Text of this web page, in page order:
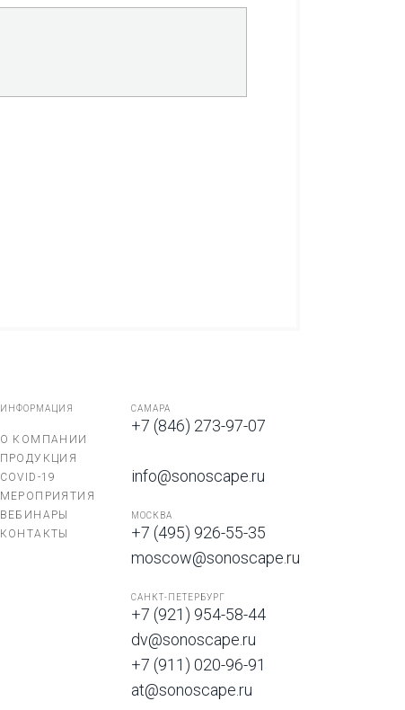
ИНФОРМАЦИЯ
О КОМПАНИИ
ПРОДУКЦИЯ
COVID-19
МЕРОПРИЯТИЯ
ВЕБИНАРЫ
КОНТАКТЫ
САМАРА
+7 (846) 273-97-07
info@sonoscape.ru
МОСКВА
+7 (495) 926-55-35
moscow@sonoscape.ru
САНКТ-ПЕТЕРБУРГ
+7 (921) 954-58-44
dv@sonoscape.ru
+7 (911) 020-96-91
at@sonoscape.ru